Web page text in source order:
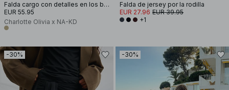
Falda cargo con detalles en los bolsillos
EUR 55.95
Charlotte Olivia x NA-KD
Falda de jersey por la rodilla
EUR 27.96 EUR 39.95
+1
-30% -30%